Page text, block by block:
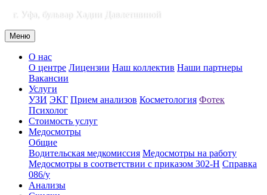
г. Уфа, бульвар Хадии Давлетшиной
Меню
О нас
О центре Лицензии Наш коллектив Наши партнеры
Вакансии
Услуги
УЗИ ЭКГ Прием анализов Косметология Фотек
Психолог
Стоимость услуг
Медосмотры
Общие
Водительская медкомиссия Медосмотры на работу
Медосмотры в соответствии с приказом 302-Н Справка
086/у
Анализы